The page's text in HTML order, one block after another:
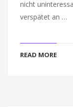
nicht
verspätet an …
READ MORE